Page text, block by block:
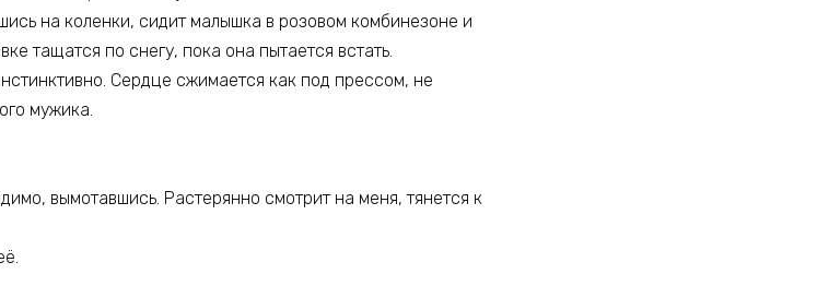
на коленки, сидит малышка в розовом комбинезоне и
тащатся по снегу, пока она пытается встать.
Сердце сжимается как под прессом, не
мужика.
вымотавшись. Растерянно смотрит на меня, тянется к